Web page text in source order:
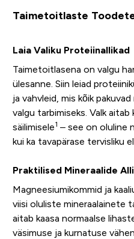
Taimetoitlaste
Laia Valiku Proteiinallikad
Taimetoitlasena on valgu
ülesanne. Siin leiad
ja vahvleid, mis kõik
valgu tarbimiseks. Valk aitab
säilimisele1 – see on oluline
kui ka tavapärase tervisliku
Praktilised Mineraalide
Magneesiumikommid ja
viisi oluliste mineraalainete
aitab kaasa normaalse
väsimuse ja kurnatuse